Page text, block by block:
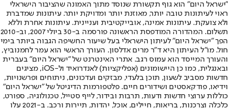
"ישראל היום" הוא גוף תקשורת שנוסד מתוך האמונה שהציבור הישראלי
ראוי לעיתונות טובה יותר, מאוזנת יותר ומדויקת יותר. עיתונות שמדברת
ולא צועקת. עיתונות אמינה, אובייקטיבית ועניינית. עיתונות אחרת וללא
תשלום. המהדורה המודפסת הראשונה פורסמה ב-30 ביולי 2007, וב-2010
הפך "ישראל היום" לעיתון הישראלי בעל שיעור החשיפה הגבוה ביותר בימי
חול. מו"ל העיתון היא ד"ר מרים אדלסון. העורך הראשי הוא עמר לחמנוביץ,
והעורך המייסד הוא עמוס רגב. אתרי האינטרנט של "ישראל היום" בעברית
ובאנגלית, כמו כן היישומונים (אפליקציות) לאנדרואיד ול-iOS, מציגים
חדשות מסביב לשעון, תוכן בלעדי, מבזקים ועדכונים, ניתוחים ופרשנויות,
וידיאו, פודקאסטים ושידורים חיים. פלטפורמות הדיגיטל של "ישראל היום"
כוללות ערוצי חדשות ודעות, תרבות ובידור, לייף סטייל, טכנולוגיה, ספורט,
כלכלה וצרכנות, בריאות, חיילים, אוכל, יהדות, תיירות ורכב. ב-2021 עלו